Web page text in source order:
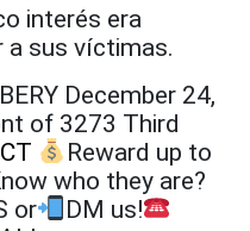
interés era
a sus víctimas.
December 24,
of 3273 Third
Reward up to
who they are?
or
DM us!